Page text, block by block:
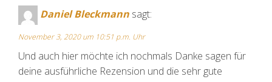
Daniel Bleckmann sagt:
November 3, 2020 um 10:51 p.m. Uhr
Und auch hier möchte ich nochmals Danke sagen für
deine ausführliche Rezension und die sehr gute